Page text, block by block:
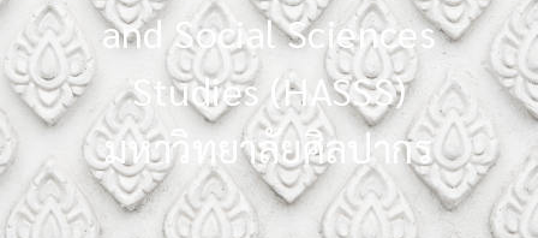
and Social Sciences
Studies (HASSS)
มหาวิทยาลัยศิลปากร